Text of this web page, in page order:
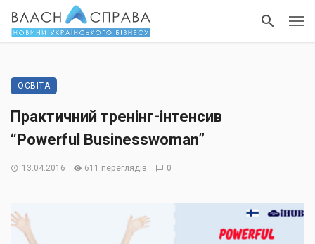
ОСВІТА
Практичний тренінг-інтенсив
“Powerful Businesswoman”
13.04.2016 611 переглядів 0